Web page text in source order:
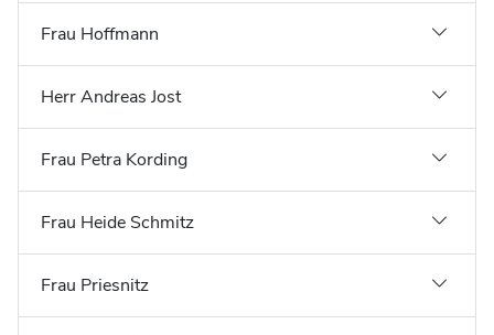
Frau Hoffmann
Herr Andreas Jost
Frau Petra Kording
Frau Heide Schmitz
Frau Priesnitz